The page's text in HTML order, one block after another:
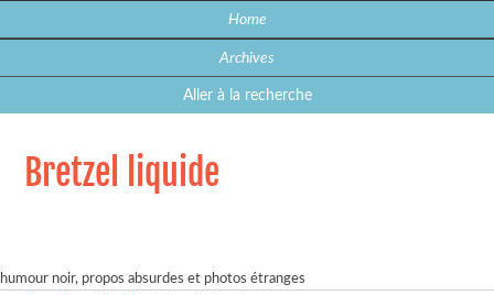
Home
Archives
Aller à la recherche
Bretzel liquide
humour noir, propos absurdes et photos étranges